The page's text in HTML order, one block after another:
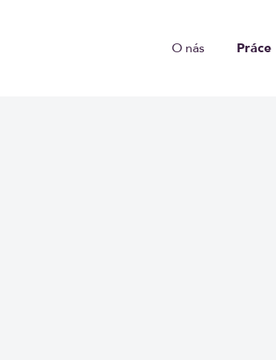
O nás Práce